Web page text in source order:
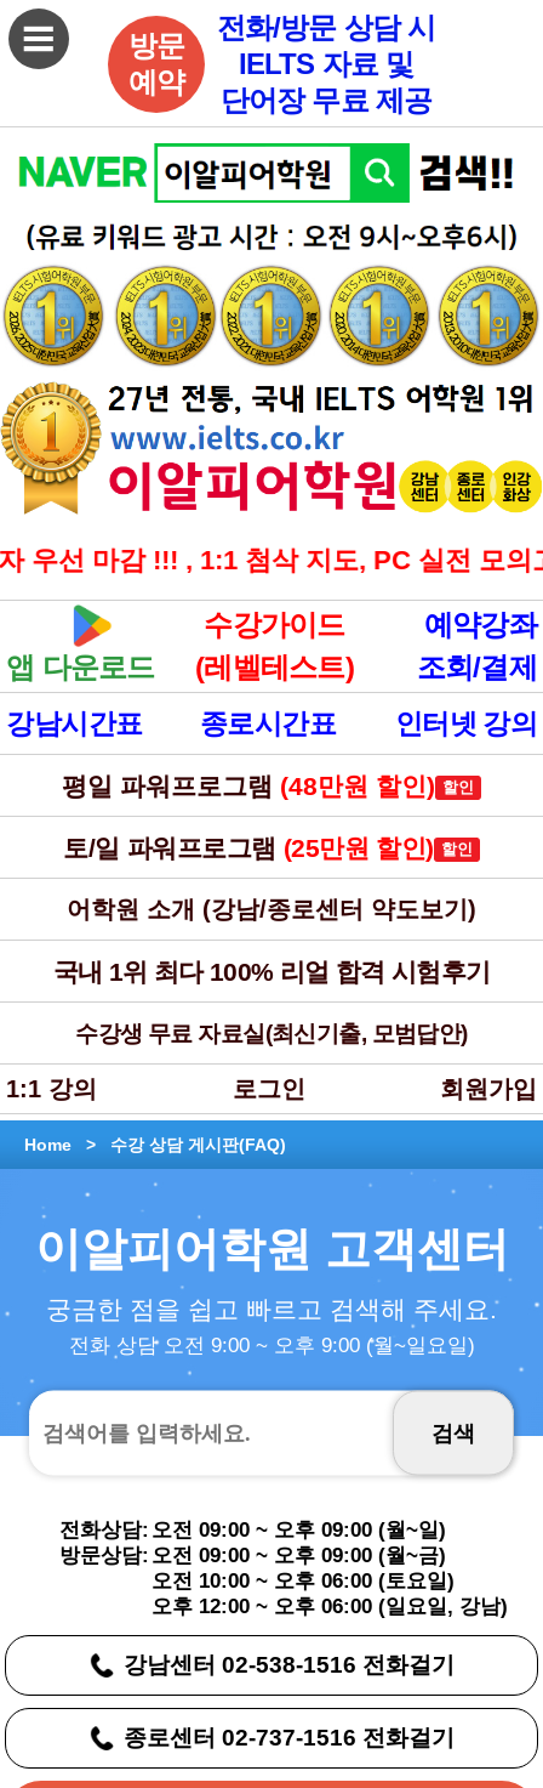
방문
예약
전화/방문 상담 시
IELTS 자료 및
단어장 무료 제공
!!! , 1:1 첨삭 지도, PC 실전 모의고사
앱 다운로드
수강가이드
(레벨테스트)
예약강좌
조회/결제
강남시간표
종로시간표 인터넷 강의
평일 파워프로그램 (48만원 할인)
토/일 파워프로그램 (25만원 할인)
어학원 소개 (강남/종로센터 약도보기)
국내 1위 최다 100% 리얼 합격 시험후기
수강생 무료 자료실(최신기출, 모범답안)
1:1 강의 로그인 회원가입
Home > 수강 상담 게시판(FAQ)
이알피어학원 고객센터
궁금한 점을 쉽고 빠르고 검색해 주세요.
전화 상담 오전 9:00 ~ 오후 9:00 (월~일요일)
전화상담:
방문상담:
오전 09:00 ~ 오후 09:00 (월~일)
오전 09:00 ~ 오후 09:00 (월~금)
오전 10:00 ~ 오후 06:00 (토요일)
오후 12:00 ~ 오후 06:00 (일요일, 강남)
강남센터 02-538-1516 전화걸기
종로센터 02-737-1516 전화걸기